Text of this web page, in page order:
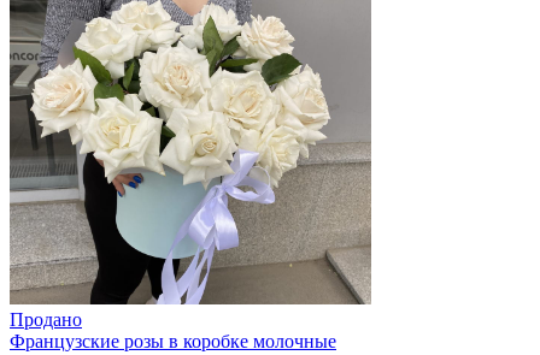
Продано
Французские розы в коробке молочные